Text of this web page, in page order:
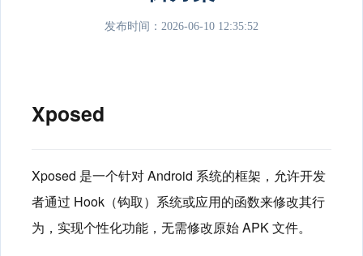
发布时间：2026-06-10 12:35:52
Xposed
Xposed 是一个针对 Android 系统的框架，允许开发
者通过 Hook（钩取）系统或应用的函数来修改其行
为，实现个性化功能，无需修改原始 APK 文件。